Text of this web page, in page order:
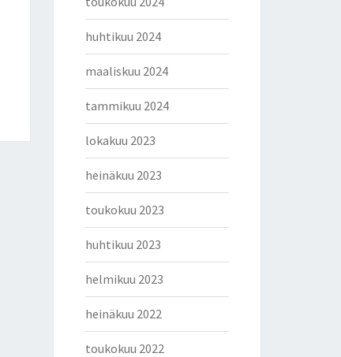
huhtikuu 2024
maaliskuu 2024
tammikuu 2024
lokakuu 2023
heinäkuu 2023
toukokuu 2023
huhtikuu 2023
helmikuu 2023
heinäkuu 2022
toukokuu 2022